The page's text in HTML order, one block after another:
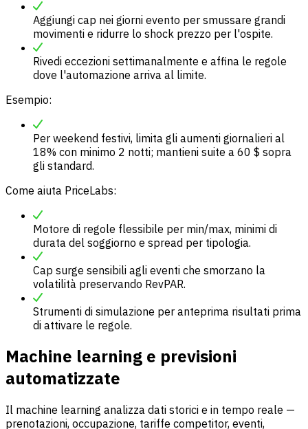
Aggiungi cap nei giorni evento per smussare grandi
movimenti e ridurre lo shock prezzo per l'ospite.
Rivedi eccezioni settimanalmente e affina le regole
dove l'automazione arriva al limite.
Esempio:
Per weekend festivi, limita gli aumenti giornalieri al
18% con minimo 2 notti; mantieni suite a 60 $ sopra
gli standard.
Come aiuta PriceLabs:
Motore di regole flessibile per min/max, minimi di
durata del soggiorno e spread per tipologia.
Cap surge sensibili agli eventi che smorzano la
volatilità preservando RevPAR.
Strumenti di simulazione per anteprima risultati prima
di attivare le regole.
Machine learning e previsioni
automatizzate
Il machine learning analizza dati storici e in tempo reale —
prenotazioni, occupazione, tariffe competitor, eventi,